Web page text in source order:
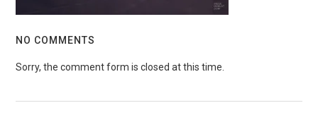
NO COMMENTS
Sorry, the comment form is closed at this time.